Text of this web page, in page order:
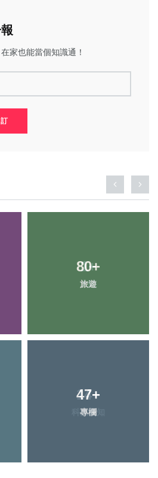
家也能當個知識通！
80+
旅遊
47+
專欄
1+
大陸
14+
科技新知